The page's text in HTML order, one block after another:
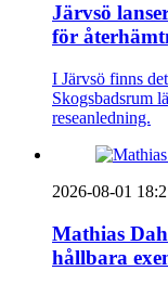
Järvsö
för
I Järvsö finns
Skogsbadsrum
reseanledning.
2026-08-01
Mathias
hållbara